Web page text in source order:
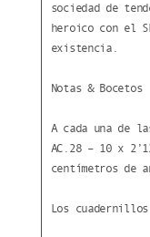
sociedad de
heroico con el
existencia.
Notas & Bocetos
A cada una de
AC.28 – 10 x
centímetros de
Los